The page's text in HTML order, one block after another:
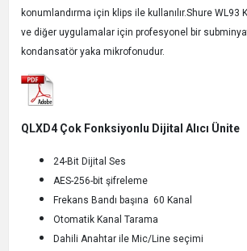
konumlandırma için klips ile kullanılır.Shure WL93
ve diğer uygulamalar için profesyonel bir
kondansatör yaka mikrofonudur.
QLXD4 Çok Fonksiyonlu Dijital Alıcı Ünite
24-Bit Dijital Ses
AES-256-bit şifreleme
Frekans Bandı başına 60 Kanal
Otomatik Kanal Tarama
Dahili Anahtar ile Mic/Line seçimi